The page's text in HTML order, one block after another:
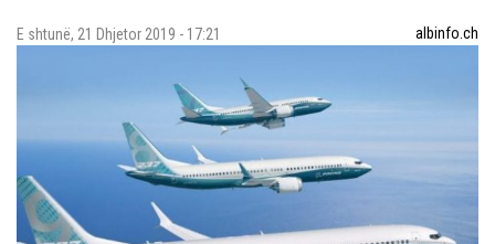
E shtunë, 21 Dhjetor 2019 - 17:21 albinfo.ch